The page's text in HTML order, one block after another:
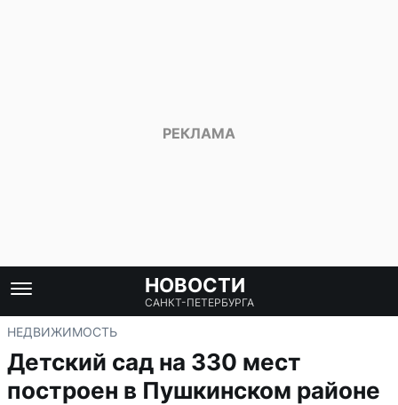
НОВОСТИ
САНКТ-ПЕТЕРБУРГА
НЕДВИЖИМОСТЬ
Детский сад на 330 мест
построен в Пушкинском районе